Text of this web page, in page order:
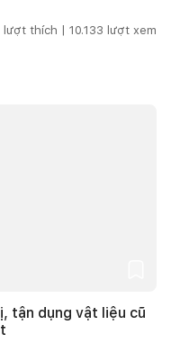
lượt thích | 10.133 lượt xem
tận dụng vật liệu cũ